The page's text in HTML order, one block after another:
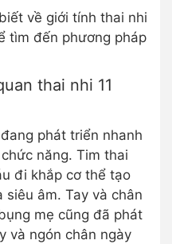
về giới tính thai nhi
tìm đến phương pháp
thai nhi 11
phát triển nhanh
năng. Tim thai
đi khắp cơ thể tạo
âm. Tay và chân
mẹ cũng đã phát
và ngón chân ngày